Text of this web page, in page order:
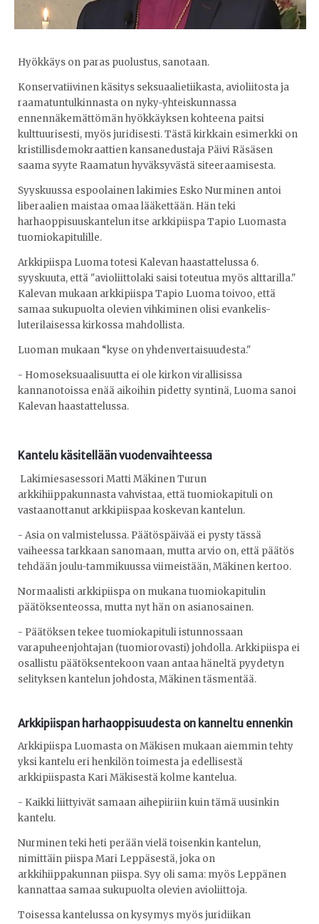
Hyökkäys on paras puolustus, sanotaan.
Konservatiivinen käsitys seksuaalietiikasta, avioliitosta ja
raamatuntulkinnasta on nyky-yhteiskunnassa
ennennäkemättömän hyökkäyksen kohteena paitsi
kulttuurisesti, myös juridisesti. Tästä kirkkain esimerkki on
kristillisdemokraattien kansanedustaja Päivi Räsäsen
saama syyte Raamatun hyväksyvästä siteeraamisesta.
Syyskuussa espoolainen lakimies Esko Nurminen antoi
liberaalien maistaa omaa lääkettään. Hän teki
harhaoppisuuskantelun itse arkkipiispa Tapio Luomasta
tuomiokapitulille.
Arkkipiispa Luoma totesi Kalevan haastattelussa 6.
syyskuuta, että "avioliittolaki saisi toteutua myös alttarilla."
Kalevan mukaan arkkipiispa Tapio Luoma toivoo, että
samaa sukupuolta olevien vihkiminen olisi evankelis-
luterilaisessa kirkossa mahdollista.
Luoman mukaan “kyse on yhdenvertaisuudesta."
- Homoseksuaalisuutta ei ole kirkon virallisissa
kannanotoissa enää aikoihin pidetty syntinä, Luoma sanoi
Kalevan haastattelussa.
Kantelu käsitellään vuodenvaihteessa
Lakimiesasessori Matti Mäkinen Turun
arkkihiippakunnasta vahvistaa, että tuomiokapituli on
vastaanottanut arkkipiispaa koskevan kantelun.
- Asia on valmistelussa. Päätöspäivää ei pysty tässä
vaiheessa tarkkaan sanomaan, mutta arvio on, että päätös
tehdään joulu-tammikuussa viimeistään, Mäkinen kertoo.
Normaalisti arkkipiispa on mukana tuomiokapitulin
päätöksenteossa, mutta nyt hän on asianosainen.
- Päätöksen tekee tuomiokapituli istunnossaan
varapuheenjohtajan (tuomiorovasti) johdolla. Arkkipiispa ei
osallistu päätöksentekoon vaan antaa häneltä pyydetyn
selityksen kantelun johdosta, Mäkinen täsmentää.
Arkkipiispan harhaoppisuudesta on kanneltu ennenkin
Arkkipiispa Luomasta on Mäkisen mukaan aiemmin tehty
yksi kantelu eri henkilön toimesta ja edellisestä
arkkipiispasta Kari Mäkisestä kolme kantelua.
- Kaikki liittyivät samaan aihepiiriin kuin tämä uusinkin
kantelu.
Nurminen teki heti perään vielä toisenkin kantelun,
nimittäin piispa Mari Leppäsestä, joka on
arkkihiippakunnan piispa. Syy oli sama: myös Leppänen
kannattaa samaa sukupuolta olevien avioliittoja.
Toisessa kantelussa on kysymys myös juridiikan